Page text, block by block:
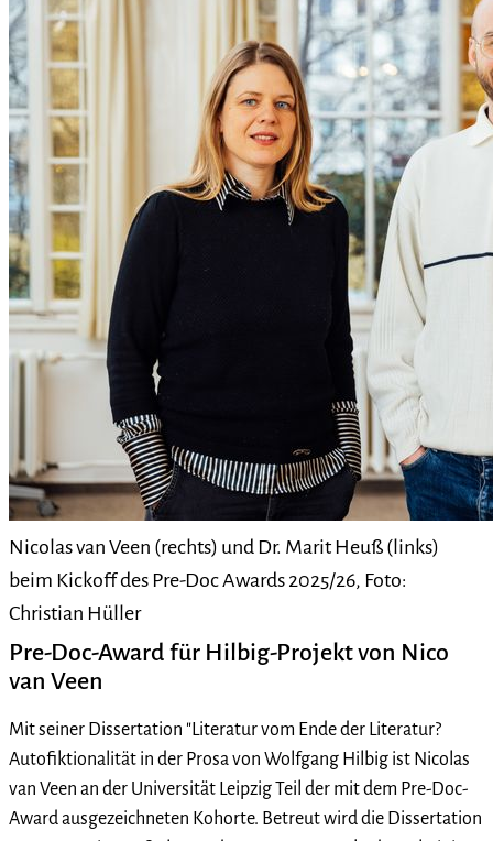
Nicolas van Veen (rechts) und Dr. Marit Heuß (links)
beim Kickoff des Pre-Doc Awards 2025/26, Foto:
Christian Hüller
Pre-Doc-Award für Hilbig-Projekt von Nico
van Veen
Mit seiner Dissertation "Literatur vom Ende der Literatur?
Autofiktionalität in der Prosa von Wolfgang Hilbig ist Nicolas
van Veen an der Universität Leipzig Teil der mit dem Pre-Doc-
Award ausgezeichneten Kohorte. Betreut wird die Dissertation